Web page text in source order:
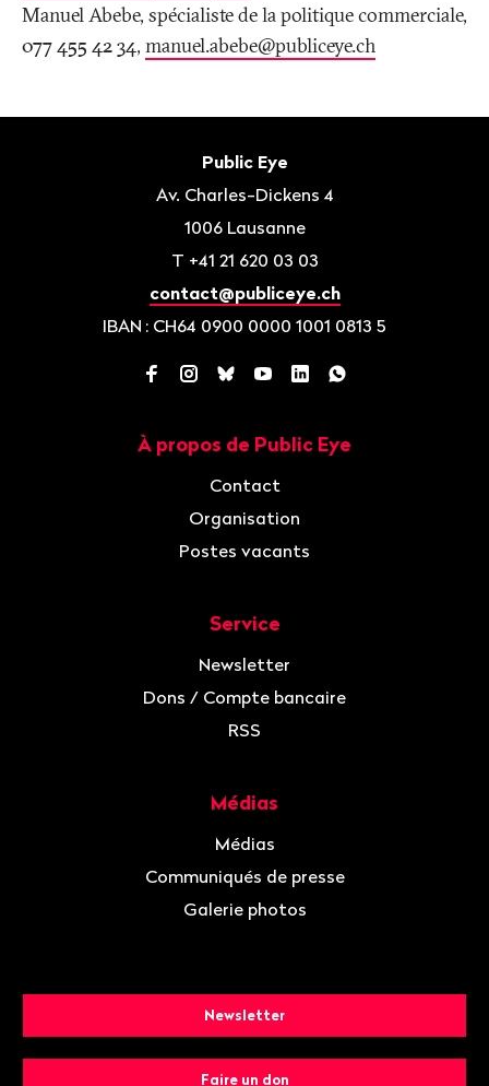
Manuel Abebe, spécialiste de la politique commerciale,
077 455 42 34, manuel.abebe@publiceye.ch
Public Eye
Av. Charles-Dickens 4
1006 Lausanne
T +41 21 620 03 03
contact@publiceye.ch
IBAN : CH64 0900 0000 1001 0813 5
Facebook
Instagram
BlueskyYouTube
LinkedInWhatsApp
À propos de Public Eye
Contact
Organisation
Postes vacants
Service
Newsletter
Dons / Compte bancaire
RSS
Médias
Médias
Communiqués de presse
Galerie photos
Newsletter
Faire un don